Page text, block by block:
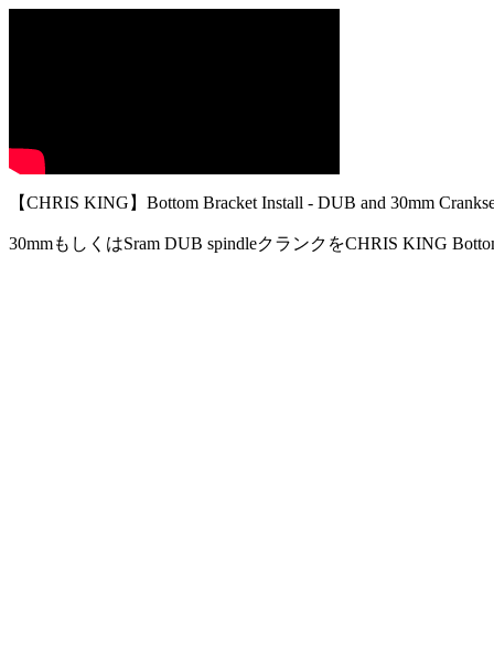
【CHRIS KING】Bottom Bracket Install - DUB and 30mm
30mmもしくはSram DUB spindleクランクをCHRIS KING